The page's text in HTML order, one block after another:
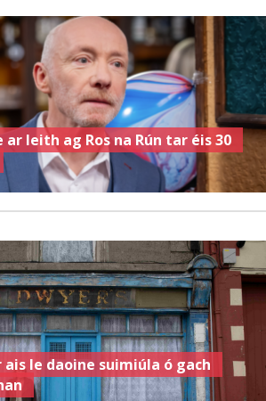
leith ag Ros na Rún tar éis 30
le daoine suimiúla ó gach